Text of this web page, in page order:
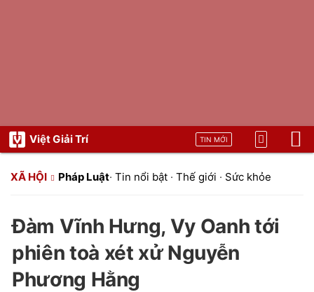
Việt Giải Trí TIN MỚI
XÃ HỘI Pháp Luật· Tin nổi bật · Thế giới · Sức khỏe
Đàm Vĩnh Hưng, Vy Oanh tới
phiên toà xét xử Nguyễn
Phương Hằng